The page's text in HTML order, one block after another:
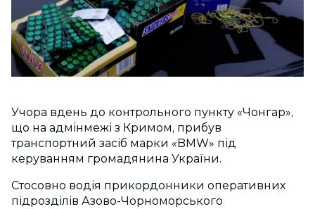
Учора вдень до контрольного пункту «Чонгар»,
що на адмінмежі з Кримом, прибув
транспортний засіб марки «BMW» під
керуванням громадянина України.
Стосовно водія прикордонники оперативних
підрозділів Азово-Чорноморського